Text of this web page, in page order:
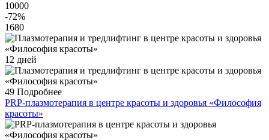
10000
-72%
1680
12 дней
49 Подробнее
PRP-плазмотерапия в центре красоты и здоровья «Философия
красоты»